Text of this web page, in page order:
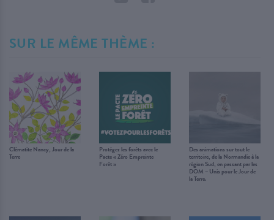
SUR LE MÊME THÈME :
Clématite Nancy, Jour de la
Terre
Protégez les forêts avec le
Pacte « Zéro Empreinte
Forêt »
Des animations sur tout le
territoire, de la Normandie à la
région Sud, en passant par les
DOM – Unis pour le Jour de
la Terre.